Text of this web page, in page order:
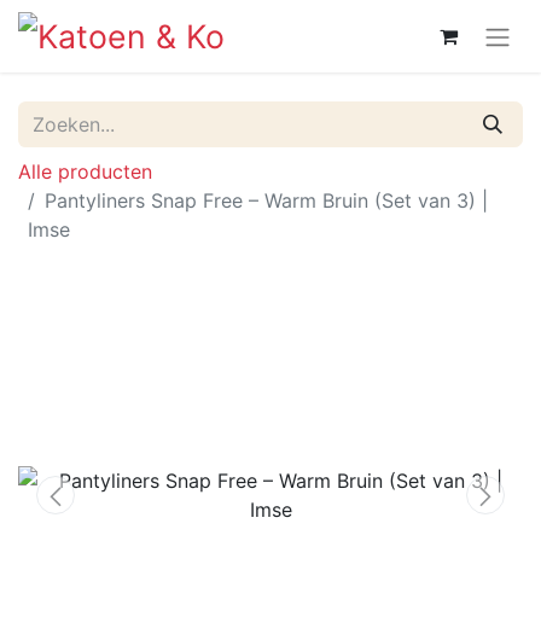
Alle producten
Pantyliners Snap Free – Warm Bruin (Set van 3) |
Imse